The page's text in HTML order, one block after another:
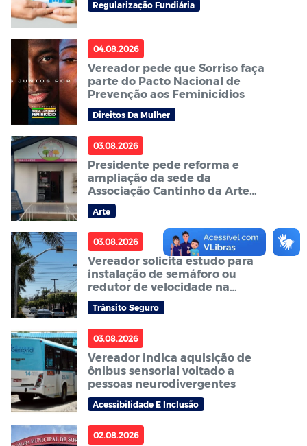
Regularização Fundiária
04.08.2026
Vereador pede que Sorriso faça
parte do Pacto Nacional de
Prevenção aos Feminicídios
Direitos Da Mulher
03.08.2026
Presidente pede reforma e
ampliação da sede da
Associação Cantinho da Arte
de Sorriso – ACAS
Arte
03.08.2026
Vereador solicita estudo para
instalação de semáforo ou
redutor de velocidade na
avenida Curitiba no bairro
Centro Sul
Trânsito Seguro
03.08.2026
Vereador indica aquisição de
ônibus sensorial voltado a
pessoas neurodivergentes
Acessibilidade E Inclusão
02.08.2026